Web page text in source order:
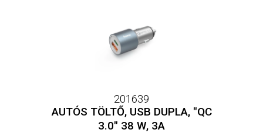
201639
AUTÓS TÖLTŐ, USB DUPLA, "QC
3.0" 38 W, 3A